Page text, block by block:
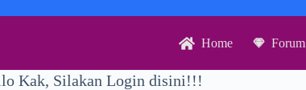
Home Forum
Kak, Silakan Login disini!!!